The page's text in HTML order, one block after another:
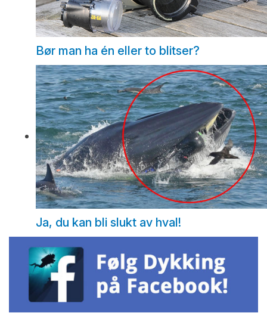
Bør man ha én eller to blitser?
Ja, du kan bli slukt av hval!